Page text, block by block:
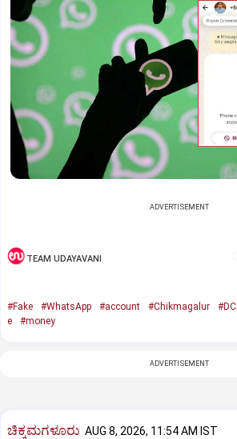
ADVERTISEMENT
TEAM UDAYAVANI
#Fake #WhatsApp #account #Chikmagalur #DC
e
#money
ADVERTISEMENT
ಚಿಕ್ಕಮಗಳೂರು AUG 8, 2026, 11:54 AM IST